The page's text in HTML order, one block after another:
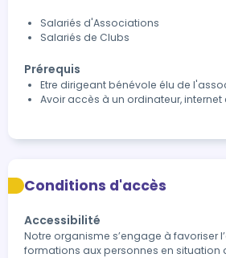
Salariés d'Associations
Salariés de Clubs
Prérequis
Etre dirigeant bénévole élu de
Avoir accès à un ordinateur,
Conditions d'accès
Accessibilité
Notre organisme s’engage à favoriser
formations aux personnes en situation